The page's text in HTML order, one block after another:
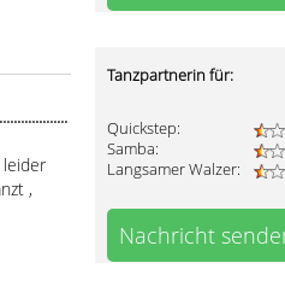
leider
,
Tanzpartnerin für:
Quickstep:
Samba:
Langsamer Walzer:
Nachricht